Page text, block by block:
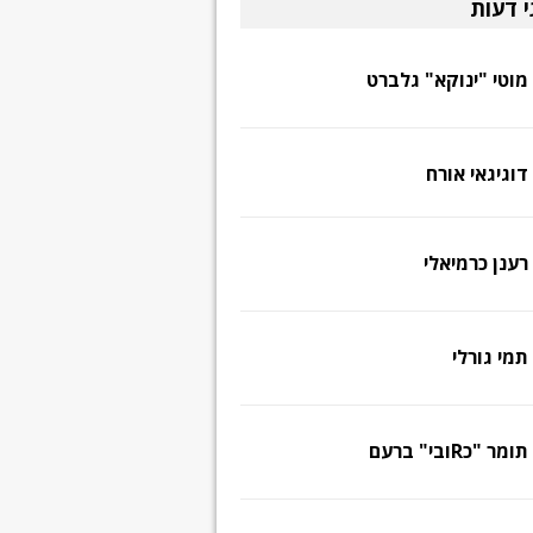
דעות
מוטי "ינוקא" גלברט
דוגיגאי אורח
רענן כרמיאלי
תמי גורלי
תומר "כRובי" ברעם